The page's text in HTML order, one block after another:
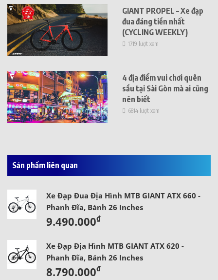
GIANT PROPEL – Xe đạp
đua đáng tiền nhất
(CYCLING WEEKLY)
1719 lượt xem
4 địa điểm vui chơi quên
sầu tại Sài Gòn mà ai cũng
nên biết
6814 lượt xem
Sản phẩm liên quan
Xe Đạp Đua Địa Hình MTB GIANT ATX 660 -
Phanh Đĩa, Bánh 26 Inches
9.490.000₫
Xe Đạp Địa Hình MTB GIANT ATX 620 -
Phanh Đĩa, Bánh 26 Inches
8.790.000₫